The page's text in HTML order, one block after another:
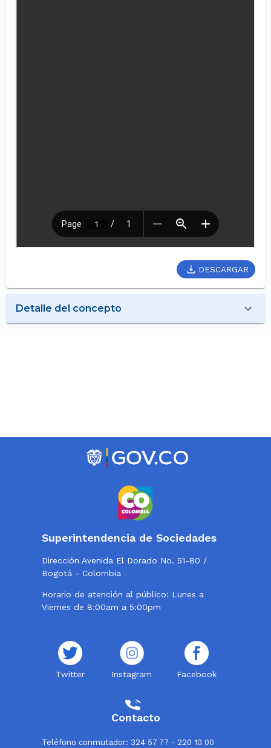
DESCARGAR
Detalle del concepto
Superintendencia de Sociedades
Dirección Avenida El Dorado No. 51-80 /
Bogotá - Colombia
Horario de atención al público: Lunes a
Viernes de 8:00am a 5:00pm
Twitter Instagram Facebook
Contacto
Teléfono conmutador: 324 57 77 - 220 10 00